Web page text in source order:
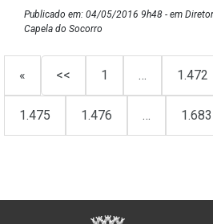
Publicado em: 04/05/2016 9h48 - em
Capela do Socorro
« << 1 … 1.472
1.475 1.476 … 1.683